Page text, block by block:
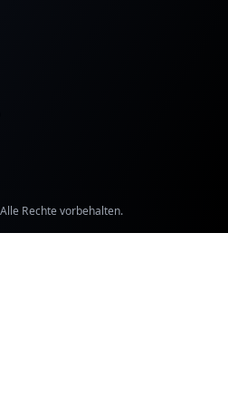
Rechte vorbehalten.